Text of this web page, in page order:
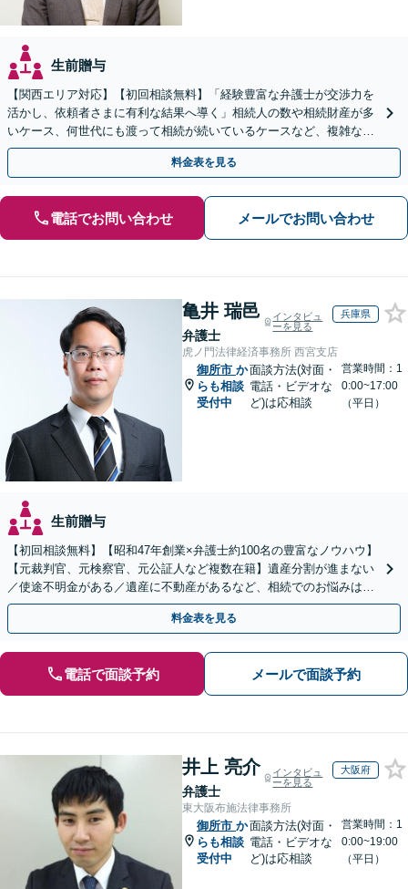
生前贈与
【関西エリア対応】【初回相談無料】「経験豊富な弁護士が交渉力を
活かし、依頼者さまに有利な結果へ導く」相続人の数や相続財産が多
いケース、何世代にも渡って相続が続いているケースなど、複雑な事
案でも対応！協議、調停、審判どのフェーズからも相談可
料金表を見る
電話でお問い合わせ メールでお問い合わせ
亀井 瑞邑
弁護士
インタビュ
ーを見る
兵庫県
虎ノ門法律経済事務所 西宮支店
御所市 か
らも相談
受付中
面談方法(対面・
電話・ビデオな
ど)は応相談
営業時間：1
0:00~17:00
（平日）
生前贈与
【初回相談無料】【昭和47年創業×弁護士約100名の豊富なノウハウ】
【元裁判官、元検察官、元公証人など複数在籍】遺産分割が進まない
／使途不明金がある／遺産に不動産があるなど、相続でのお悩みはご
相談ください【他士業連携で登記・税も対応】
料金表を見る
電話で面談予約 メールで面談予約
井上 亮介
弁護士
インタビュ
ーを見る
大阪府
東大阪布施法律事務所
御所市 か
らも相談
受付中
面談方法(対面・
電話・ビデオな
ど)は応相談
営業時間：1
0:00~19:00
（平日）